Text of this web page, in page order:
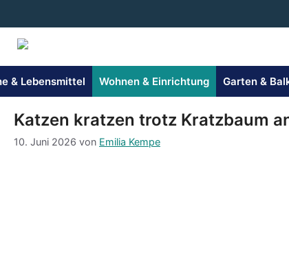
Inhalt
springen
& Lebensmittel Wohnen & Einrichtung Garten &
Katzen kratzen trotz Kratzbaum
10. Juni 2026 von Emilia Kempe